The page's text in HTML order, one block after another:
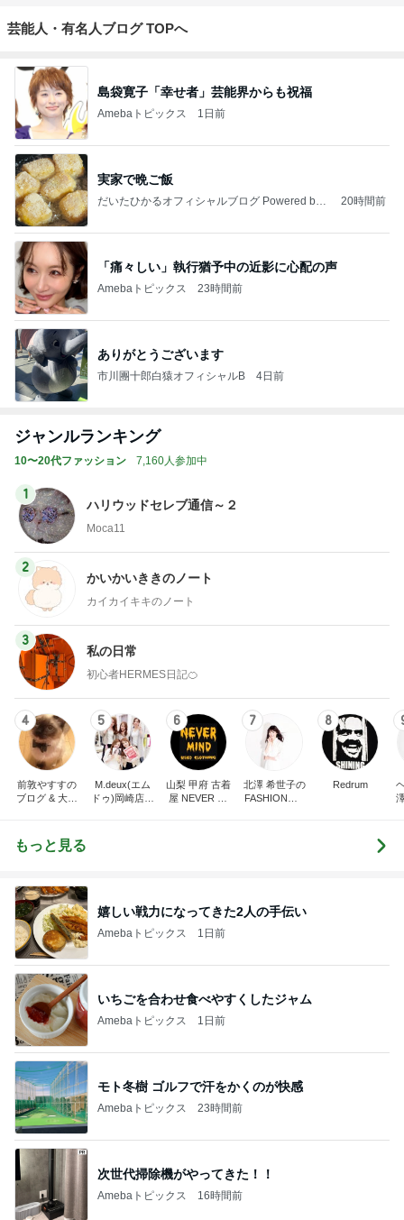
芸能人・有名人ブログ TOPへ
島袋寛子「幸せ者」芸能界からも祝福
Amebaトピックス 1日前
実家で晩ご飯
だいたひかるオフィシャルブログ Powered by
20時間前
「痛々しい」執行猶予中の近影に心配の声
Amebaトピックス 23時間前
ありがとうございます
市川團十郎白猿オフィシャルB 4日前
ジャンルランキング
10〜20代ファッション 7,160人参加中
1
ハリウッドセレブ通信～２
Moca11
2
かいかいききのノート
カイカイキキのノート
3
私の日常
初心者HERMES日記🍊
4
前敦やすすの
ブログ & 大谷
5
M.deux(エム
ドゥ)岡崎店ブ
6
山梨 甲府 古着
屋 NEVER MI
7
北澤 希世子の
FASHION◆bl
8
Redrum
もっと見る
嬉しい戦力になってきた2人の手伝い
Amebaトピックス 1日前
いちごを合わせ食べやすくしたジャム
Amebaトピックス 1日前
モト冬樹 ゴルフで汗をかくのが快感
Amebaトピックス 23時間前
次世代掃除機がやってきた！！
Amebaトピックス 16時間前